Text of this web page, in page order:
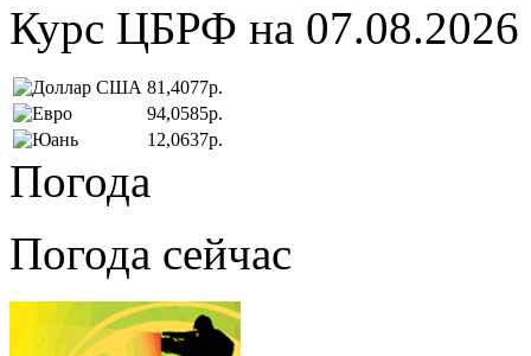
Курс ЦБРФ на 07.08.2026
81,4077р.
94,0585р.
12,0637р.
Погода
Погода сейчас